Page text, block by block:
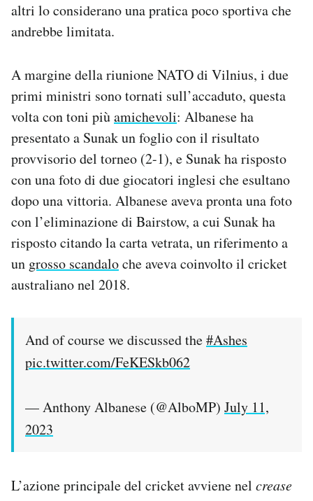
altri lo considerano una pratica poco sportiva che
andrebbe limitata.
A margine della riunione NATO di Vilnius, i due
primi ministri sono tornati sull’accaduto, questa
volta con toni piùamichevoli: Albanese ha
presentato a Sunak un foglio con il risultato
provvisorio del torneo (2-1), e Sunak ha risposto
con una foto di due giocatori inglesi che esultano
dopo una vittoria. Albanese aveva pronta una foto
con l’eliminazione di Bairstow, a cui Sunak ha
risposto citando la carta vetrata, un riferimento a
un grosso scandaloche aveva coinvolto il cricket
australiano nel 2018.
And of course we discussed the#Ashes
pic.twitter.com/FeKESkb062
— Anthony Albanese (@AlboMP) July 11,
2023
L’azione principale del cricket avviene nel crease